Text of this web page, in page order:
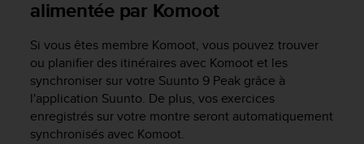
alimentée par Komoot
Si vous êtes membre Komoot, vous pouvez trouver
ou planifier des itinéraires avec Komoot et les
synchroniser sur votre Suunto 9 Peak grâce à
l'application Suunto. De plus, vos exercices
enregistrés sur votre montre seront automatiquement
synchronisés avec Komoot.